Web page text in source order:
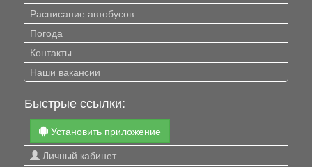
Расписание автобусов
Погода
Контакты
Наши вакансии
Быстрые ссылки:
Установить приложение
Личный кабинет